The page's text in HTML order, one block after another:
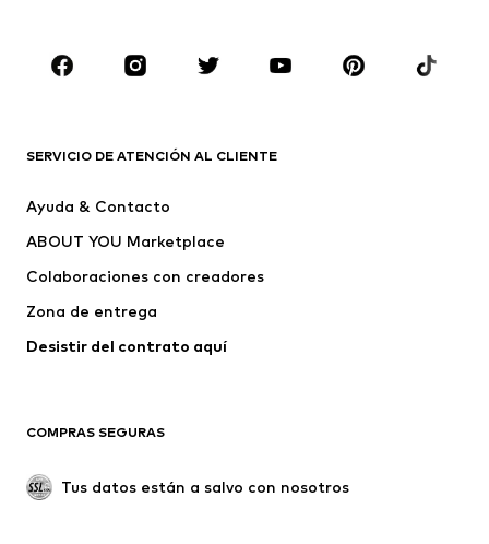
ROPA
Camisetas
Jeans
Pantalones
Ropa interior
Jerséis y cárdigans
Trajes y chaquetas
Ropa de baño
Nuevo
Tendencia
SERVICIO DE ATENCIÓN AL CLIENTE
Ayuda & Contacto
ABOUT YOU Marketplace
Colaboraciones con creadores
Zona de entrega
Desistir del contrato aquí
COMPRAS SEGURAS
Tus datos están a salvo con nosotros